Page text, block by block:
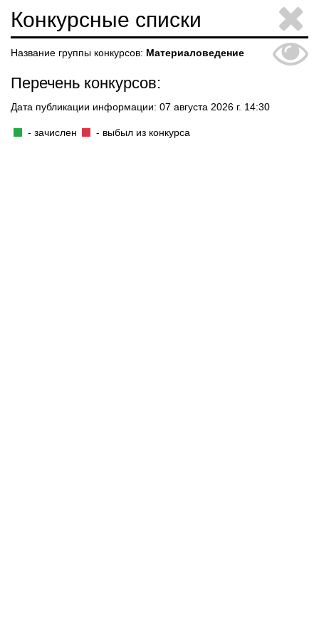
Конкурсные списки
Название группы конкурсов: Материаловедение
Перечень конкурсов:
Дата публикации информации: 07 августа 2026 г. 14:30
- зачислен - выбыл из конкурса